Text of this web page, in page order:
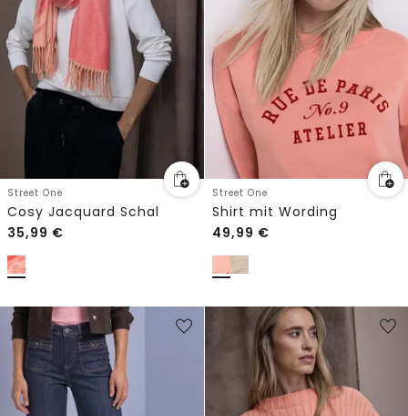
Street One
Cosy Jacquard Schal
35,99 €
Street One
Shirt mit Wording
49,99 €